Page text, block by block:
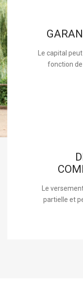
Le capital
fonction
Le
partielle et